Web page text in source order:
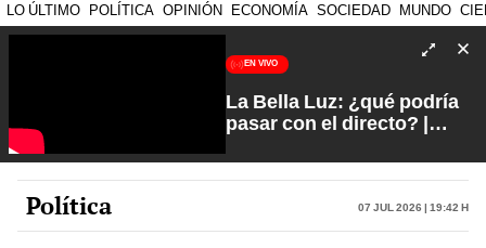
LO ÚLTIMO POLÍTICA OPINIÓN ECONOMÍA SOCIEDAD MUNDO
EN VIVO
La Bella Luz: ¿qué podría
pasar con el directo? |
Camacho
Política 07 Jul 2026 | 19:42 h